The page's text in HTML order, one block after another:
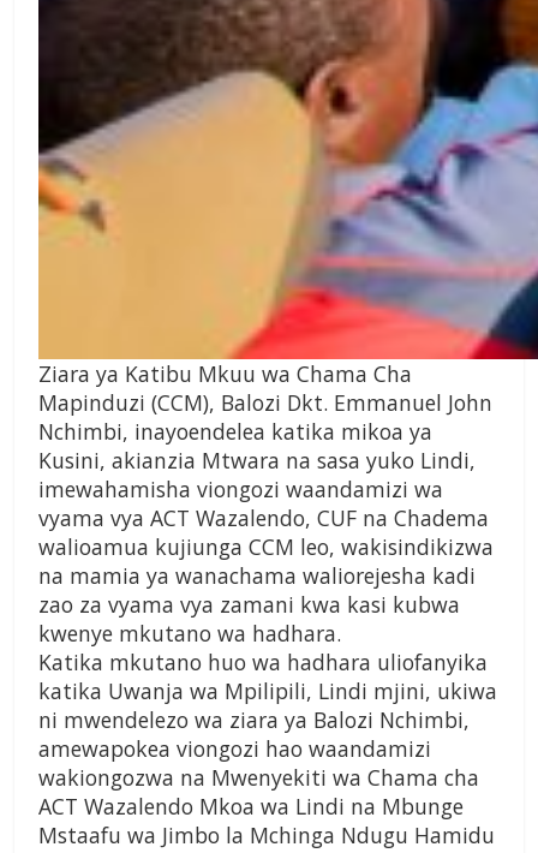
Ziara ya Katibu Mkuu wa Chama Cha
Mapinduzi (CCM), Balozi Dkt. Emmanuel John
Nchimbi, inayoendelea katika mikoa ya
Kusini, akianzia Mtwara na sasa yuko Lindi,
imewahamisha viongozi waandamizi wa
vyama vya ACT Wazalendo, CUF na Chadema
walioamua kujiunga CCM leo, wakisindikizwa
na mamia ya wanachama waliorejesha kadi
zao za vyama vya zamani kwa kasi kubwa
kwenye mkutano wa hadhara.
Katika mkutano huo wa hadhara uliofanyika
katika Uwanja wa Mpilipili, Lindi mjini, ukiwa
ni mwendelezo wa ziara ya Balozi Nchimbi,
amewapokea viongozi hao waandamizi
wakiongozwa na Mwenyekiti wa Chama cha
ACT Wazalendo Mkoa wa Lindi na Mbunge
Mstaafu wa Jimbo la Mchinga Ndugu Hamidu